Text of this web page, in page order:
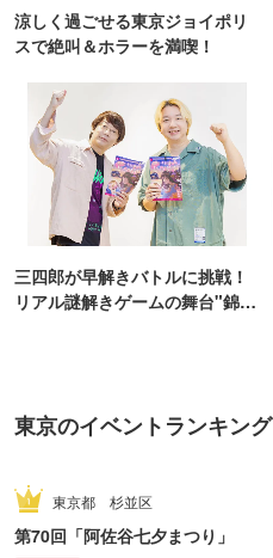
涼しく過ごせる東京ジョイポリ
スで絶叫＆ホラーを満喫！
三四郎が早解きバトルに挑戦！
リアル謎解きゲームの舞台"錦糸
東京のイベントランキング
東京都 杉並区
第70回「阿佐谷七夕まつり」